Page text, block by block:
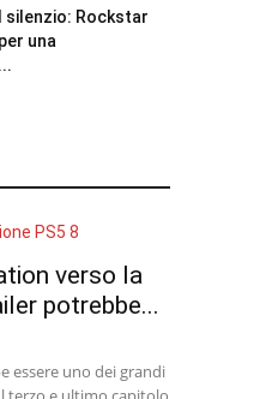
silenzio: Rockstar
una
verso la
potrebbe...
essere uno dei grandi